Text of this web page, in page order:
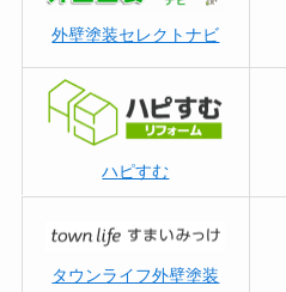
外壁塗装セレクトナビ
ハピすむ
タウンライフ外壁塗装